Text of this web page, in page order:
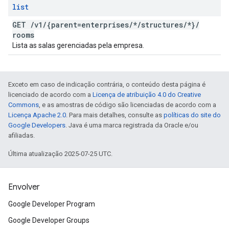
list
GET /v1 /{parent=enterprises/*/structures/*}/
rooms
Lista as salas gerenciadas pela empresa.
Exceto em caso de indicação contrária, o conteúdo desta página é
licenciado de acordo com a Licença de atribuição 4.0 do Creative
Commons, e as amostras de código são licenciadas de acordo com a
Licença Apache 2.0. Para mais detalhes, consulte as políticas do site do
Google Developers. Java é uma marca registrada da Oracle e/ou
afiliadas.
Última atualização 2025-07-25 UTC.
Envolver
Google Developer Program
Google Developer Groups